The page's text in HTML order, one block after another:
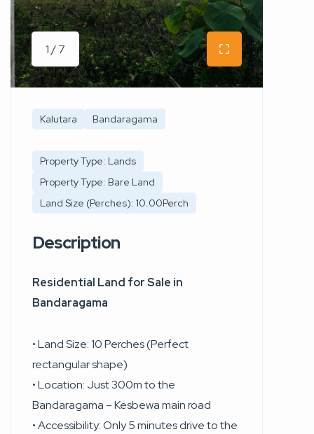
1 / 7
Kalutara Bandaragama
Property Type: Lands
Property Type: Bare Land
Land Size (Perches): 10.00Perch
Description
Residential Land for Sale in
Bandaragama
• Land Size: 10 Perches (Perfect
rectangular shape)
• Location: Just 300m to the
Bandaragama – Kesbewa main road
• Accessibility: Only 5 minutes drive to the